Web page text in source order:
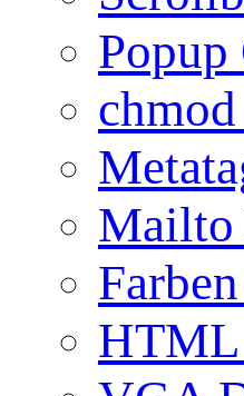
Popup
Mailto
HTML